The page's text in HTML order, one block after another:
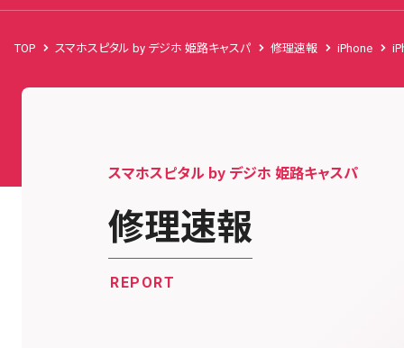
TOP スマホスピタル by デジホ 姫路キャスパ 修理速報 iPhone
スマホスピタル by デジホ 姫路キャスパ
修理速報
REPORT